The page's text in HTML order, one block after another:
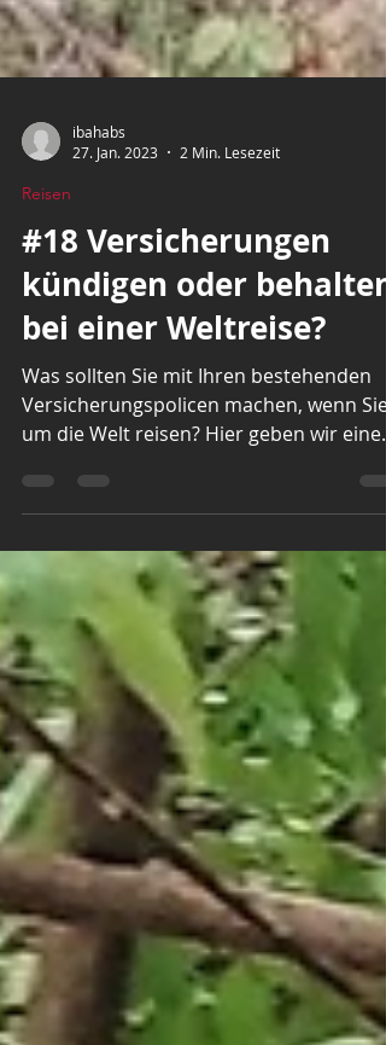
27. Jan. 2023
2 Min. Lesezeit
Reisen
#18 Versicherungen
kündigen oder behalten
bei einer Weltreise?
Was sollten Sie mit Ihren bestehenden
Versicherungspolicen machen, wenn Sie
um die Welt reisen? Hier geben wir eine